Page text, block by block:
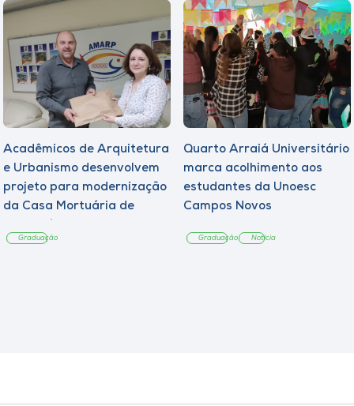
Acadêmicos de Arquitetura
e Urbanismo desenvolvem
projeto para modernização
da Casa Mortuária de
Graduação
Quarto Arraiá Universitário
marca acolhimento aos
estudantes da Unoesc
Campos Novos
Graduação Notícia